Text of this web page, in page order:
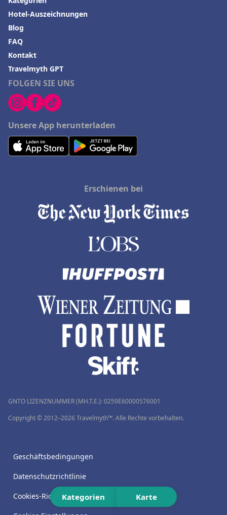
Kategorien Karte
FOLGEN SIE UNS
Unsere App herunterladen
Hotel-Auszeichnungen
Blog
FAQ
Kontakt
Travelmyth GPT
Erschienen bei
GNTO LIZENZNUMMER (MH.T.E.): 0259Ε60000576001
Copyright © 2012–2026 Travelmyth™. Alle Rechte vorbehalten.
Geschäftsbedingungen
Datenschutzrichtlinie
Cookies-Richtlinie